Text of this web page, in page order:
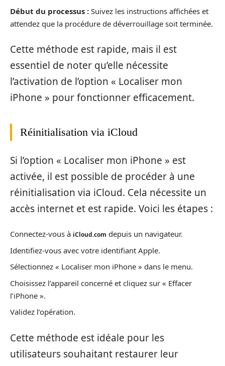
Début du processus : Suivez les instructions affichées et
attendez que la procédure de déverrouillage soit terminée.
Cette méthode est rapide, mais il est
essentiel de noter qu’elle nécessite
l’activation de l’option « Localiser mon
iPhone » pour fonctionner efficacement.
Réinitialisation via iCloud
Si l’option « Localiser mon iPhone » est
activée, il est possible de procéder à une
réinitialisation via iCloud. Cela nécessite un
accès internet et est rapide. Voici les étapes :
Connectez-vous à iCloud.com depuis un navigateur.
Identifiez-vous avec votre identifiant Apple.
Sélectionnez « Localiser mon iPhone » dans le menu.
Choisissez l’appareil concerné et cliquez sur « Effacer
l’iPhone ».
Validez l’opération.
Cette méthode est idéale pour les
utilisateurs souhaitant restaurer leur